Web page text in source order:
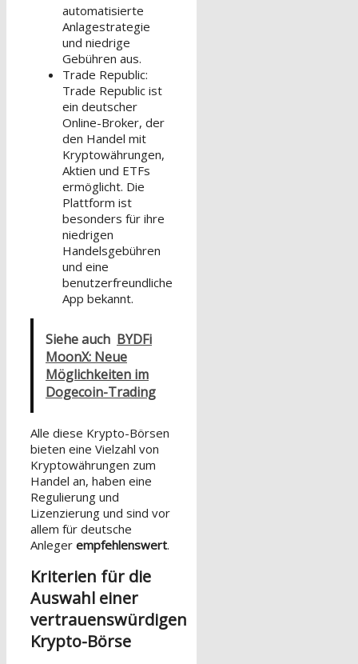
automatisierte
Anlagestrategie
und niedrige
Gebühren aus.
Trade Republic:
Trade Republic ist
ein deutscher
Online-Broker, der
den Handel mit
Kryptowährungen,
Aktien und ETFs
ermöglicht. Die
Plattform ist
besonders für ihre
niedrigen
Handelsgebühren
und eine
benutzerfreundliche
App bekannt.
Siehe auch BYDFi
MoonX: Neue
Möglichkeiten im
Dogecoin-Trading
Alle diese Krypto-Börsen
bieten eine Vielzahl von
Kryptowährungen zum
Handel an, haben eine
Regulierung und
Lizenzierung und sind vor
allem für deutsche
Anleger empfehlenswert.
Kriterien für die
Auswahl einer
vertrauenswürdigen
Krypto-Börse